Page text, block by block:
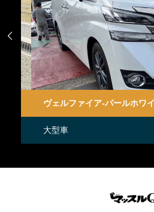
ヴェルファイア-パールホワイト
大型車
